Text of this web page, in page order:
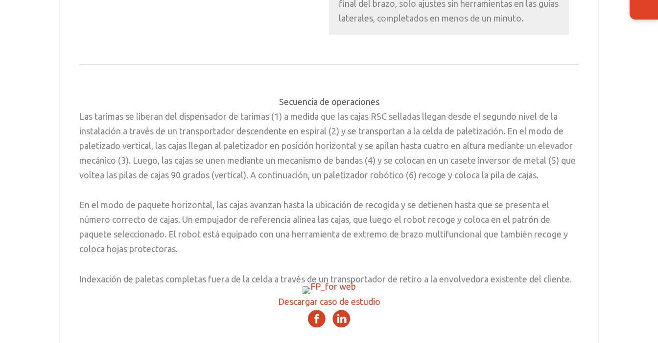
final del brazo, solo ajustes sin herramientas en las guías
laterales, completados en menos de un minuto.
Secuencia de operaciones
Las tarimas se liberan del dispensador de tarimas (1) a medida que las cajas RSC selladas llegan desde el segundo nivel de la
instalación a través de un transportador descendente en espiral (2) y se transportan a la celda de paletización. En el modo de
paletizado vertical, las cajas llegan al paletizador en posición horizontal y se apilan hasta cuatro en altura mediante un elevador
mecánico (3). Luego, las cajas se unen mediante un mecanismo de bandas (4) y se colocan en un casete inversor de metal (5) que
voltea las pilas de cajas 90 grados (vertical). A continuación, un paletizador robótico (6) recoge y coloca la pila de cajas.
En el modo de paquete horizontal, las cajas avanzan hasta la ubicación de recogida y se detienen hasta que se presenta el
número correcto de cajas. Un empujador de referencia alinea las cajas, que luego el robot recoge y coloca en el patrón de
paquete seleccionado. El robot está equipado con una herramienta de extremo de brazo multifuncional que también recoge y
coloca hojas protectoras.
Indexación de paletas completas fuera de la celda a través de un transportador de retiro a la envolvedora existente del cliente.
Descargar caso de estudio